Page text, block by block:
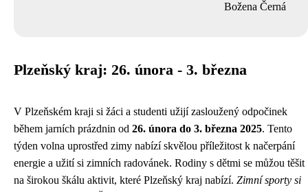
Božena Černá
Plzeňský kraj: 26. února - 3. března
V Plzeňském kraji si žáci a studenti užijí zasloužený odpočinek
během jarních prázdnin od 26. února do 3. března 2025. Tento
týden volna uprostřed zimy nabízí skvělou příležitost k načerpání
energie a užití si zimních radovánek. Rodiny s dětmi se můžou těšit
na širokou škálu aktivit, které Plzeňský kraj nabízí. Zimní sporty si